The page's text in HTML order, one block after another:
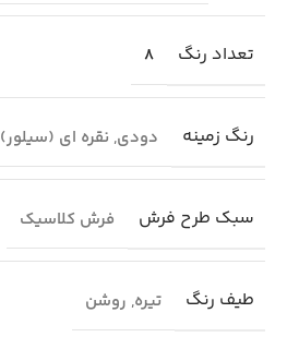
تعداد رنگ 8
رنگ زمینه دودی, نقره ای (سیلور)
سبک طرح فرش فرش کلاسیک
طیف رنگ تیره, روشن